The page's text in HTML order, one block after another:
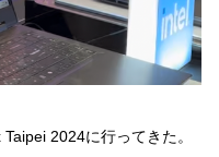
2024に行ってきた。